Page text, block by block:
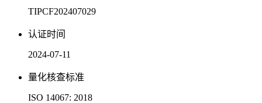
TIPCF202407029
认证时间
2024-07-11
量化核查标准
ISO 14067: 2018